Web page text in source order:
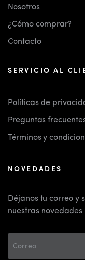
Nosotros
¿Cómo comprar?
Contacto
SERVICIO AL
Políticas de
Preguntas
Términos y
NOVEDADES
Déjanos tu correo y
nuestras novedades